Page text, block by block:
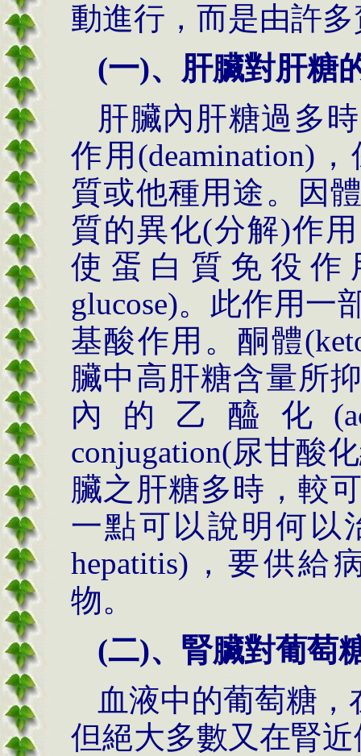
動進行，而是由許
(一)、肝臟對肝糖
肝臟內肝糖過多
作用(deamination)
質或他種用途。因
質的異化(分解)作
使蛋白質免役作用
glucose)。此作用一
基酸作用。酮體
臟中高肝糖含量所
內的乙醯化
conjugation(尿甘酸
臟之肝糖多時，較
一點可以說明何以
hepatitis)，要供給
物。
(二)、腎臟對葡萄
血液中的葡萄糖
但絕大多數又在腎